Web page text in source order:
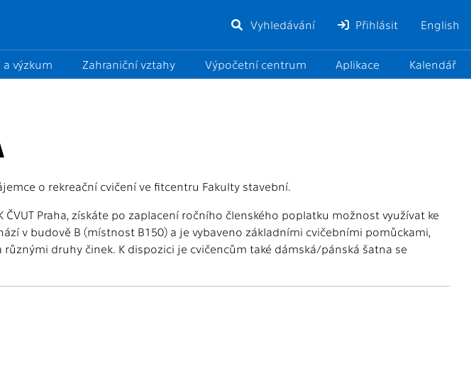
Vyhledávání Přihlásit English
a výzkum Zahraniční vztahy Výpočetní centrum Aplikace Kalendář
o rekreační cvičení ve fitcentru Fakulty stavební.
ČVUT Praha, získáte po zaplacení ročního členského poplatku možnost využívat ke
v budově B (místnost B150) a je vybaveno základními cvičebními pomůckami,
druhy činek. K dispozici je cvičencům také dámská/pánská šatna se